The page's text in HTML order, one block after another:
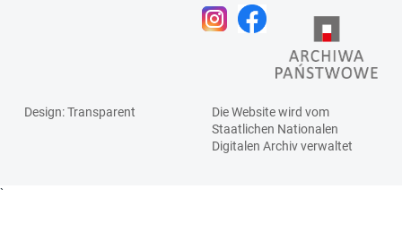
Design: Transparent
Die Website wird vom
Staatlichen Nationalen
Digitalen Archivverwaltet
`